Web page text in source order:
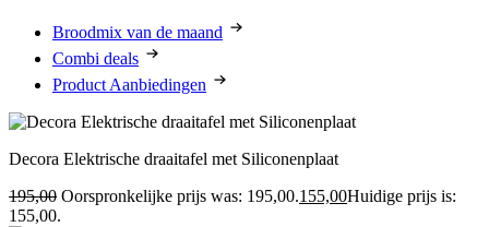
Broodmix van de maand
Combi deals
Product Aanbiedingen
Decora Elektrische draaitafel met Siliconenplaat
195,00 Oorspronkelijke prijs was: 195,00.155,00Huidige prijs is:
155,00.